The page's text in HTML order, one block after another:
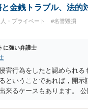
円以下の罰金に処する。
を要求すること。 二 拒まれ
ること。 三 金銭その他の
束をして面会を要求するこ
目的で当該十六歳未満の者
百万円以下の罰金に処する。
金銭トラブル、法的
・プライベート #名誉毀損
に強い弁護士
害行為をしたと認められる
ということであれば，開示
来るケースもあります。